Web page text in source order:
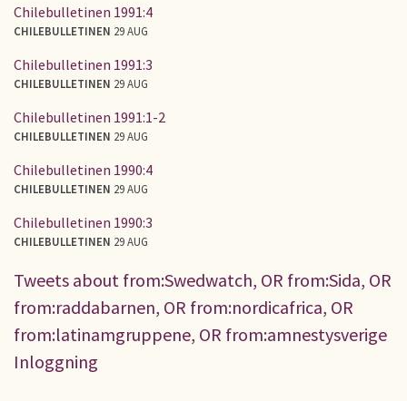
Chilebulletinen 1991:4
CHILEBULLETINEN 29 AUG
Chilebulletinen 1991:3
CHILEBULLETINEN 29 AUG
Chilebulletinen 1991:1-2
CHILEBULLETINEN 29 AUG
Chilebulletinen 1990:4
CHILEBULLETINEN 29 AUG
Chilebulletinen 1990:3
CHILEBULLETINEN 29 AUG
Tweets about from:Swedwatch, OR from:Sida, OR
from:raddabarnen, OR from:nordicafrica, OR
from:latinamgruppene, OR from:amnestysverige
Inloggning